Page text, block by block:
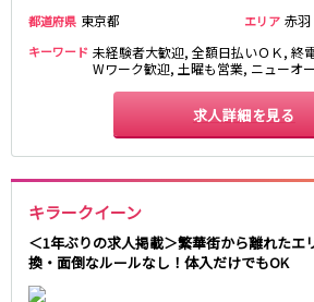
都道府県 東京都 エリア 赤羽
キーワード 未経験者大歓迎, 全額日払いＯＫ, 終
Wワーク歓迎, 土曜も営業, ニューオ
求人詳細を見る
キラークイーン
＜1年ぶりの求人掲載＞繁華街から離れた
換・面倒なルールなし！体入だけでもOK
神栖・鹿嶋
勝田
北茨城
前橋・伊勢崎
館林
太田
桐生
渋川
該当求人 0件 選択した
JR京浜東北線
新橋駅
関内駅
上野駅
大宮駅
赤羽駅
蒲田駅
秋葉原駅
神田駅
桜木町駅
御徒町駅
蕨駅
浦和駅
大船駅
川口駅
日暮里駅